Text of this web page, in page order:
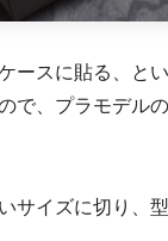
ースに貼る、と
で、プラモデル
サイズに切り、